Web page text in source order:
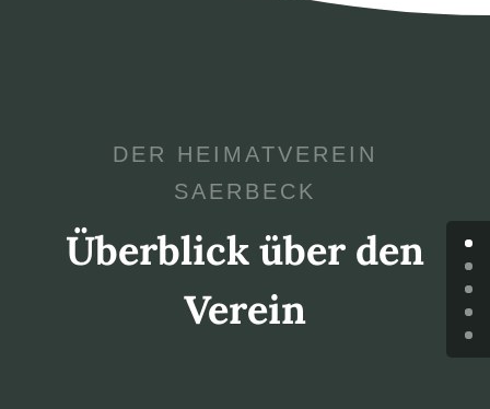
DER HEIMATVEREIN
SAERBECK
Überblick über den
Verein